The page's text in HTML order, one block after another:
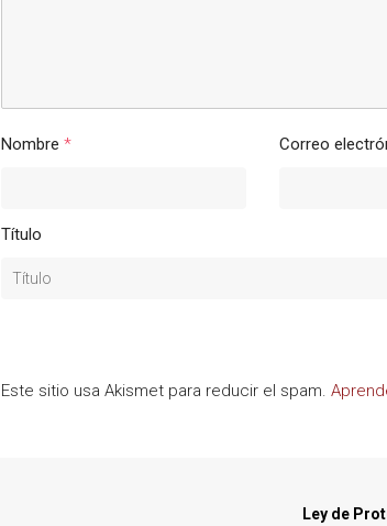
Nombre * Correo
Título
Este sitio usa Akismet para reducir el spam.
Ley de